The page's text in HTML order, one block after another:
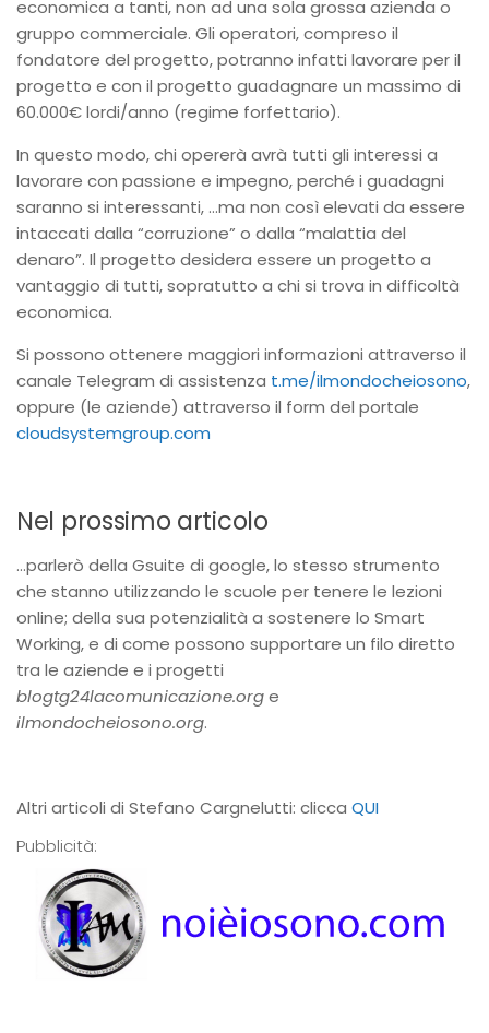
economica a tanti, non ad una sola grossa azienda o
gruppo commerciale. Gli operatori, compreso il
fondatore del progetto, potranno infatti lavorare per il
progetto e con il progetto guadagnare un massimo di
60.000€ lordi/anno (regime forfettario).
In questo modo, chi opererà avrà tutti gli interessi a
lavorare con passione e impegno, perché i guadagni
saranno si interessanti, …ma non così elevati da essere
intaccati dalla “corruzione” o dalla “malattia del
denaro”. Il progetto desidera essere un progetto a
vantaggio di tutti, sopratutto a chi si trova in difficoltà
economica.
Si possono ottenere maggiori informazioni attraverso il
canale Telegram di assistenza t.me/ilmondocheiosono,
oppure (le aziende) attraverso il form del portale
cloudsystemgroup.com
Nel prossimo articolo
…parlerò della Gsuite di google, lo stesso strumento
che stanno utilizzando le scuole per tenere le lezioni
online; della sua potenzialità a sostenere lo Smart
Working, e di come possono supportare un filo diretto
tra le aziende e i progetti
blogtg24lacomunicazione.orge
ilmondocheiosono.org.
Altri articoli di Stefano Cargnelutti: clicca QUI
Pubblicità: